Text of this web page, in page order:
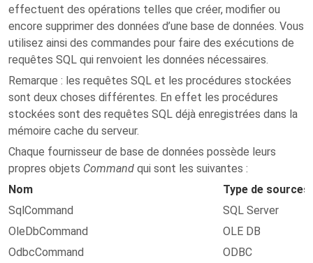
effectuent des opérations telles que créer, modifier ou
encore supprimer des données d’une base de données. Vous
utilisez ainsi des commandes pour faire des exécutions de
requêtes SQL qui renvoient les données nécessaires.
Remarque : les requêtes SQL et les procédures stockées
sont deux choses différentes. En effet les procédures
stockées sont des requêtes SQL déjà enregistrées dans la
mémoire cache du serveur.
Chaque fournisseur de base de données possède leurs
propres objets Command qui sont les suivantes :
Nom
Type de sources
SqlCommand
SQL Server
OleDbCommand
OLE DB
OdbcCommand
ODBC